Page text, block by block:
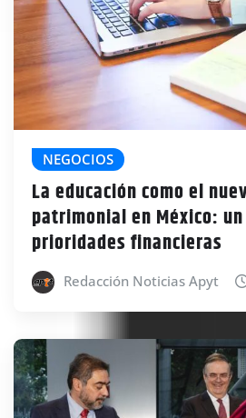
NEGOCIOS
La educación como el
patrimonial en México:
prioridades financieras
Redacción Noticias Apyt